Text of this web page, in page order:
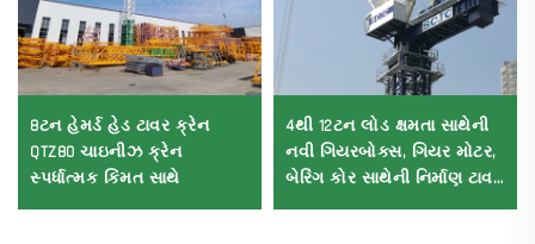
8ટન હેમર્ડ હેડ ટાવર ક્રેન
QTZ80 ચાઇનીઝ ક્રેન
સ્પર્ધાત્મક કિંમત સાથે
4થી 12ટન લોડ ક્ષમતા સાથેની
નવી ગિયરબોક્સ, ગિયર મોટર,
બેરિંગ કોર સાથેની નિર્માણ ટાવર
ક્રેન